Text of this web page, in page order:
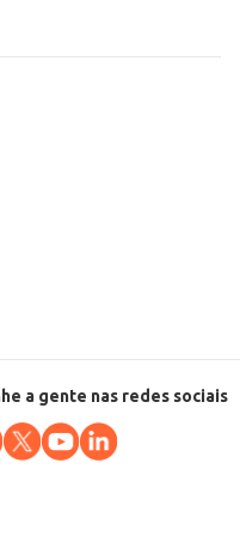
a gente nas redes sociais